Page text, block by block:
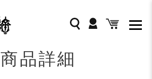
検索 ログインカート
商品詳細